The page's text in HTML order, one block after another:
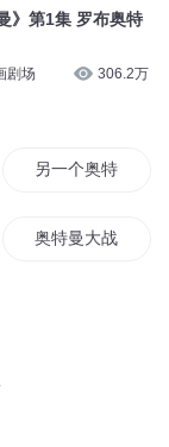
》第1集 罗布奥特
剧场 306.2万
另一个奥特曼
奥特曼大战超人